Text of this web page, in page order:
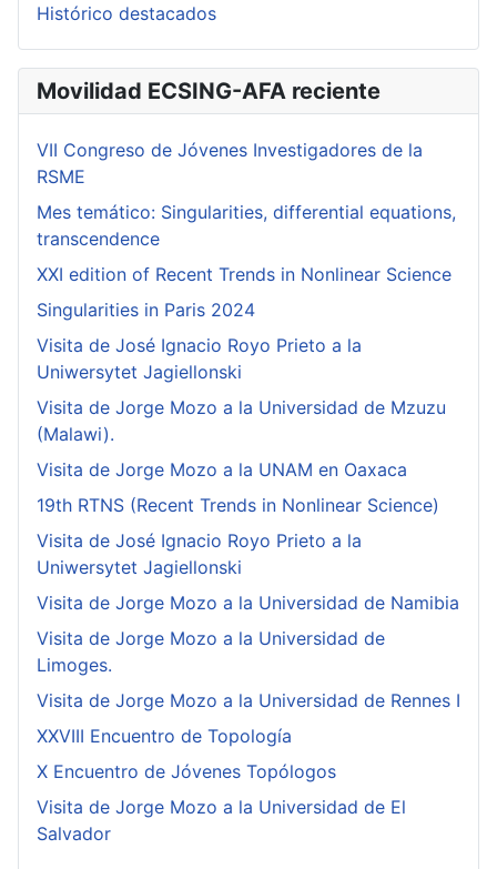
Histórico destacados
Movilidad ECSING-AFA reciente
VII Congreso de Jóvenes Investigadores de la
RSME
Mes temático: Singularities, differential equations,
transcendence
XXI edition of Recent Trends in Nonlinear Science
Singularities in Paris 2024
Visita de José Ignacio Royo Prieto a la
Uniwersytet Jagiellonski
Visita de Jorge Mozo a la Universidad de Mzuzu
(Malawi).
Visita de Jorge Mozo a la UNAM en Oaxaca
19th RTNS (Recent Trends in Nonlinear Science)
Visita de José Ignacio Royo Prieto a la
Uniwersytet Jagiellonski
Visita de Jorge Mozo a la Universidad de Namibia
Visita de Jorge Mozo a la Universidad de
Limoges.
Visita de Jorge Mozo a la Universidad de Rennes I
XXVIII Encuentro de Topología
X Encuentro de Jóvenes Topólogos
Visita de Jorge Mozo a la Universidad de El
Salvador